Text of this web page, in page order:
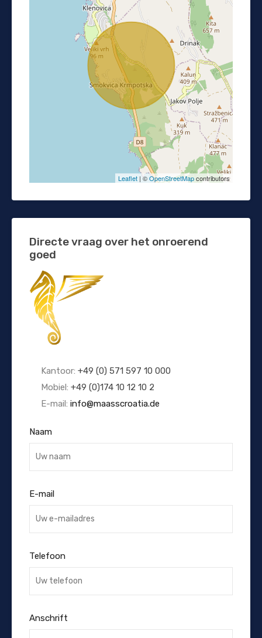
Leaflet | ©OpenStreetMapcontributors
Directe vraag over het onroerend
goed
Kantoor: +49 (0) 571 597 10 000
Mobiel: +49 (0)174 10 12 10 2
E-mail: info@maasscroatia.de
Naam
E-mail
Telefoon
Anschrift